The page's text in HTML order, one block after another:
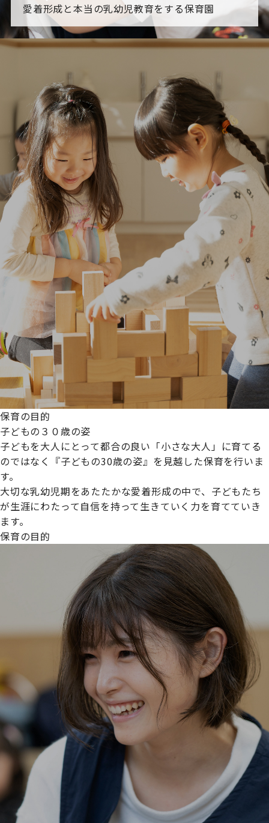
愛着形成と本当の乳幼児教育をする保育園
園からのお知らせ
「すくすく子育て」でリトルスター保育園が紹介されま
各園のブログ
2026.08.06 赤しそジュース作り～にじ組～2026.08.0
5 【そら組】誕生会
一覧を見る
プライムスターほいくえんグループは女性が安心して働き
続けられる環境づくりに取り組んでおり、厚生労働省の
【えるぼし認定(☆☆)】
保育の目的
子どもの３０歳の姿
子どもを大人にとって都合の良い「小さな大人」に育てる
のではなく『子どもの30歳の姿』を見越した保育を行いま
す。
大切な乳幼児期をあたたかな愛着形成の中で、子どもたち
が生涯にわたって自信を持って生きていく力を育てていき
ます。
保育の目的